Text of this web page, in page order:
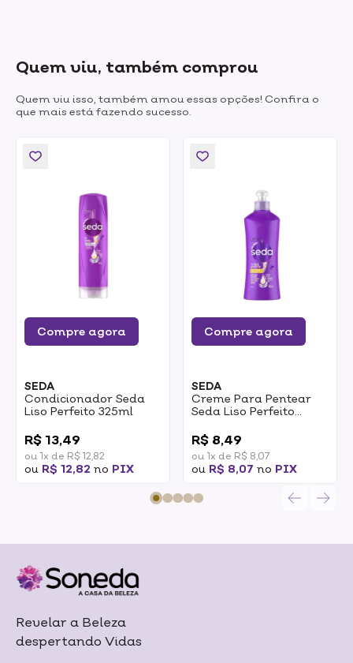
Quem viu, também comprou
Quem viu isso, também amou essas opções! Confira o
que mais está fazendo sucesso.
Compre agora
SEDA
Condicionador Seda
Liso Perfeito 325ml
R$ 13,49
ou 1x de R$ 12,82
ou R$ 12,82 no PIX
Compre agora
SEDA
Creme Para Pentear
Seda Liso Perfeito
R$ 8,49
ou 1x de R$ 8,07
ou R$ 8,07 no PIX
Revelar a Beleza
despertando Vidas